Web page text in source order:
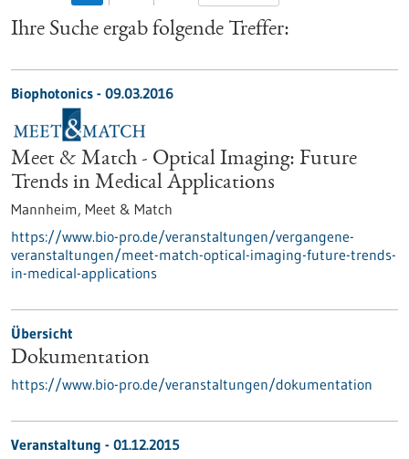
Ihre Suche ergab folgende Treffer:
Biophotonics - 09.03.2016
Meet & Match - Optical Imaging: Future
Trends in Medical Applications
Mannheim, Meet & Match
https://www.bio-pro.de/veranstaltungen/vergangene-
veranstaltungen/meet-match-optical-imaging-future-trends-
in-medical-applications
Übersicht
Dokumentation
https://www.bio-pro.de/veranstaltungen/dokumentation
Veranstaltung - 01.12.2015